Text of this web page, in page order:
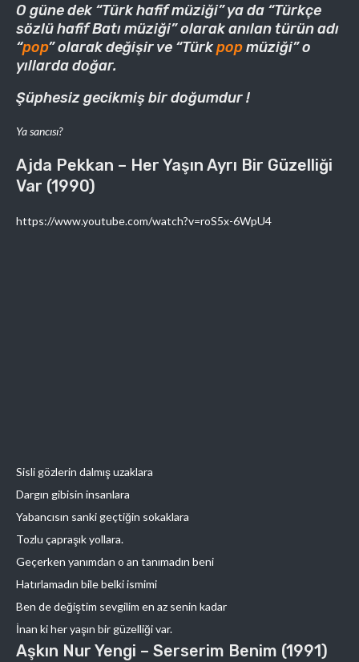
O güne dek “Türk hafif müziği” ya da “Türkçe
sözlü hafif Batı müziği” olarak anılan türün adı
“pop” olarak değişir ve “Türkpopmüziği” o
yıllarda doğar.
Şüphesiz gecikmiş bir doğumdur !
Ya sancısı?
Ajda Pekkan – Her Yaşın Ayrı Bir Güzelliği
Var (1990)
https://www.youtube.com/watch?v=roS5x-6WpU4
Sisli gözlerin dalmış uzaklara
Dargın gibisin insanlara
Yabancısın sanki geçtiğin sokaklara
Tozlu çapraşık yollara.
Geçerken yanımdan o an tanımadın beni
Hatırlamadın bile belki ismimi
Ben de değiştim sevgilim en az senin kadar
İnan ki her yaşın bir güzelliği var.
Aşkın Nur Yengi – Serserim Benim (1991)